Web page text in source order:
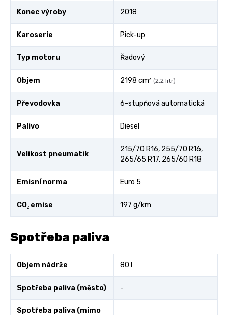
Konec výroby 2018
Karoserie Pick-up
Typ motoru Řadový
Objem 2198 cm³ (2.2 litr)
Převodovka 6-stupňová automatická
Palivo Diesel
Velikost pneumatik
215/70 R16, 255/70 R16,
265/65 R17, 265/60 R18
Emisní norma Euro 5
CO₂ emise 197 g/km
Spotřeba paliva
Objem nádrže 80 l
Spotřeba paliva (město) -
Spotřeba paliva (mimo